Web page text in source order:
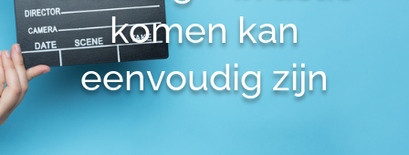
komen kan
eenvoudig zijn